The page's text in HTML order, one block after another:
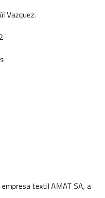
Vazquez.
textil AMAT SA, a